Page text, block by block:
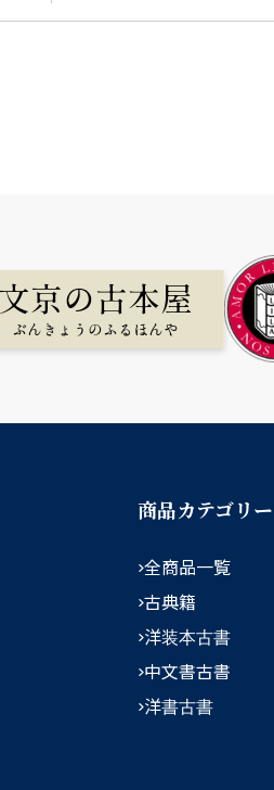
商品カテゴリー
全商品一覧
古典籍
洋装本古書
中文書古書
洋書古書